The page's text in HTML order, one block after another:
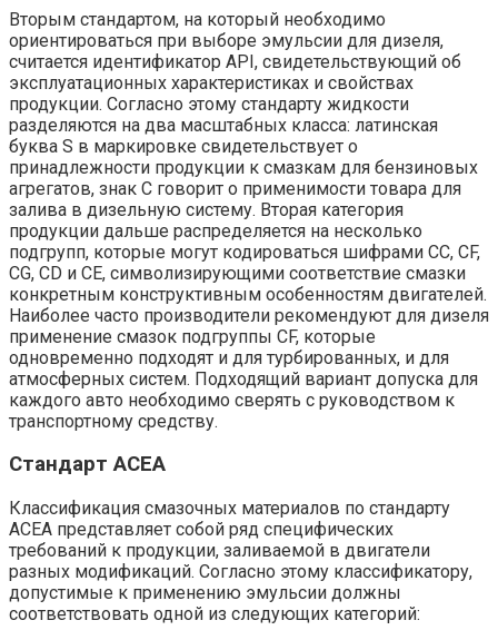
Вторым стандартом, на который необходимо
ориентироваться при выборе эмульсии для дизеля,
считается идентификатор API, свидетельствующий об
эксплуатационных характеристиках и свойствах
продукции. Согласно этому стандарту жидкости
разделяются на два масштабных класса: латинская
буква S в маркировке свидетельствует о
принадлежности продукции к смазкам для бензиновых
агрегатов, знак C говорит о применимости товара для
залива в дизельную систему. Вторая категория
продукции дальше распределяется на несколько
подгрупп, которые могут кодироваться шифрами CC, CF,
CG, CD и CE, символизирующими соответствие смазки
конкретным конструктивным особенностям двигателей.
Наиболее часто производители рекомендуют для дизеля
применение смазок подгруппы CF, которые
одновременно подходят и для турбированных, и для
атмосферных систем. Подходящий вариант допуска для
каждого авто необходимо сверять с руководством к
транспортному средству.
Стандарт ACEA
Классификация смазочных материалов по стандарту
ACEA представляет собой ряд специфических
требований к продукции, заливаемой в двигатели
разных модификаций. Согласно этому классификатору,
допустимые к применению эмульсии должны
соответствовать одной из следующих категорий: